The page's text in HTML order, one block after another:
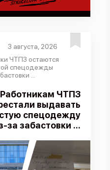
3 августа, 2026
ЧТПЗ остаются
спецодежды
...
Работникам ЧТПЗ
выдавать
спецодежду
за забастовки ...